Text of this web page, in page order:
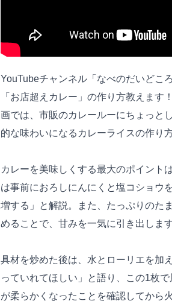
YouTubeチャンネル「なべのだいどこ
「お店超えカレー」の作り方教えま
画では、市販のカレールーにちょっと
的な味わいになるカレーライスの作り
カレーを美味しくする最大のポイント
は事前におろしにんにくと塩コショウ
増する」と解説。また、たっぷりのた
めることで、甘みを一気に引き出します
具材を炒めた後は、水とローリエを加
っていれてほしい」と語り、この1枚
が柔らかくなったことを確認してから